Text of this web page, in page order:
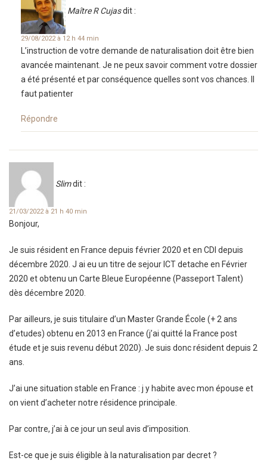
Maître R Cujasdit :
29/08/2022 à 12 h 44 min
L’instruction de votre demande de naturalisation doit être bien
avancée maintenant. Je ne peux savoir comment votre dossier
a été présenté et par conséquence quelles sont vos chances. Il
faut patienter
Répondre
Slimdit :
21/03/2022 à 21 h 40 min
Bonjour,
Je suis résident en France depuis février 2020 et en CDI depuis
décembre 2020. J ai eu un titre de sejour ICT detache en Février
2020 et obtenu un Carte Bleue Européenne (Passeport Talent)
dès décembre 2020.
Par ailleurs, je suis titulaire d’un Master Grande École (+ 2 ans
d’etudes) obtenu en 2013 en France (j’ai quitté la France post
étude et je suis revenu début 2020). Je suis donc résident depuis 2
ans.
J’ai une situation stable en France : j y habite avec mon épouse et
on vient d’acheter notre résidence principale.
Par contre, j’ai à ce jour un seul avis d’imposition.
Est-ce que je suis éligible à la naturalisation par decret ?